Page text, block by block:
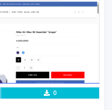
Xem Thực Tế
0